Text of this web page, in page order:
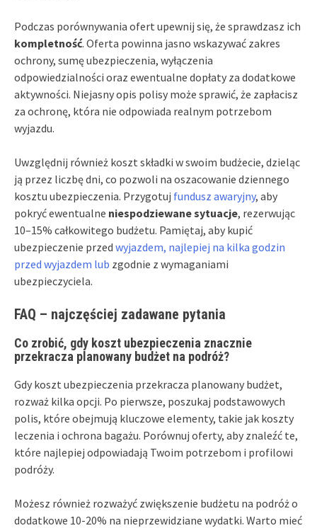
Podczas porównywania ofert upewnij się, że sprawdzasz ich
kompletność. Oferta powinna jasno wskazywać zakres
ochrony, sumę ubezpieczenia, wyłączenia
odpowiedzialności oraz ewentualne dopłaty za dodatkowe
aktywności. Niejasny opis polisy może sprawić, że zapłacisz
za ochronę, która nie odpowiada realnym potrzebom
wyjazdu.
Uwzględnij również koszt składki w swoim budżecie, dzieląc
ją przez liczbę dni, co pozwoli na oszacowanie dziennego
kosztu ubezpieczenia. Przygotuj fundusz awaryjny, aby
pokryć ewentualne niespodziewane sytuacje, rezerwując
10–15% całkowitego budżetu. Pamiętaj, aby kupić
ubezpieczenie przed wyjazdem, najlepiej na kilka godzin
przed wyjazdem lub zgodnie z wymaganiami
ubezpieczyciela.
FAQ – najczęściej zadawane pytania
Co zrobić, gdy koszt ubezpieczenia znacznie
przekracza planowany budżet na podróż?
Gdy koszt ubezpieczenia przekracza planowany budżet,
rozważ kilka opcji. Po pierwsze, poszukaj podstawowych
polis, które obejmują kluczowe elementy, takie jak koszty
leczenia i ochrona bagażu. Porównuj oferty, aby znaleźć te,
które najlepiej odpowiadają Twoim potrzebom i profilowi
podróży.
Możesz również rozważyć zwiększenie budżetu na podróż o
dodatkowe 10-20% na nieprzewidziane wydatki. Warto mieć